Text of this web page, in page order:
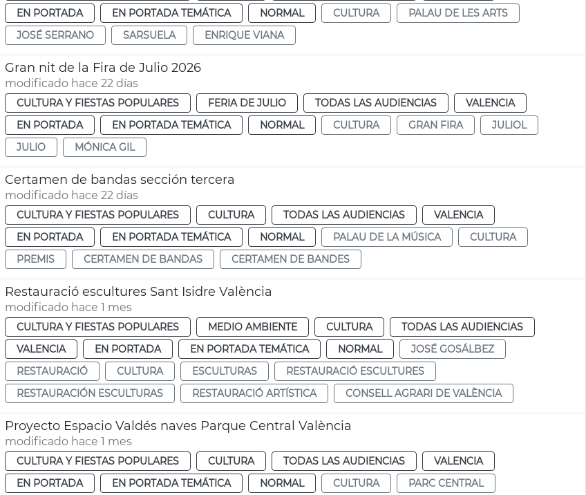
EN PORTADA
EN PORTADA TEMÁTICA NORMAL CULTURA
PALAU DE LES ARTS
JOSÉ SERRANO
SARSUELA ENRIQUE VIANA
Gran nit de la Fira de Julio 2026
modificado hace 22 días
CULTURA Y FIESTAS POPULARES FERIA DE JULIO TODAS LAS AUDIENCIAS
VALENCIA
EN PORTADA
EN PORTADA TEMÁTICA NORMAL CULTURA GRAN FIRA
JULIOL
JULIO
MÓNICA GIL
Certamen de bandas sección tercera
modificado hace 22 días
CULTURA Y FIESTAS POPULARES CULTURA TODAS LAS AUDIENCIAS
VALENCIA
EN PORTADA
EN PORTADA TEMÁTICA NORMAL PALAU DE LA MÚSICA
CULTURA
PREMIS
CERTAMEN DE BANDAS CERTAMEN DE BANDES
Restauració escultures Sant Isidre València
modificado hace 1 mes
CULTURA Y FIESTAS POPULARES MEDIO AMBIENTE CULTURA
TODAS LAS AUDIENCIAS
VALENCIA
EN PORTADA EN PORTADA TEMÁTICA NORMAL
JOSÉ GOSÁLBEZ
RESTAURACIÓ
CULTURA ESCULTURAS
RESTAURACIÓ ESCULTURES
RESTAURACIÓN ESCULTURAS
RESTAURACIÓ ARTÍSTICA CONSELL AGRARI DE VALÈNCIA
Proyecto Espacio Valdés naves Parque Central València
modificado hace 1 mes
CULTURA Y FIESTAS POPULARES CULTURA TODAS LAS AUDIENCIAS
VALENCIA
EN PORTADA
EN PORTADA TEMÁTICA NORMAL CULTURA
PARC CENTRAL